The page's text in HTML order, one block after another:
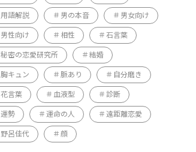
用語解説 男の本音 男女向け
男性向け 相性 石言葉
秘密の恋愛研究所 結婚
胸キュン 脈あり 自分磨き
花言葉 血液型 診断
運勢 運命の人 遠距離恋愛
野呂佳代 顔